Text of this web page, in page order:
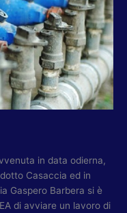
in data odierna,
Casaccia ed in
Gaspero Barbera si è
di avviare un lavoro di